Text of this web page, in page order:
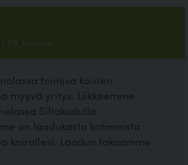
7B, Heinola
toimiva koirien
myyvä yritys. Liikkeemme
Siltakadulla.
on laadukasta kotimaista
koirallesi. Laadun takaamme